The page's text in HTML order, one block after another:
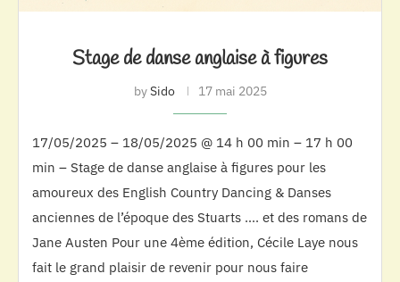
Stage de danse anglaise à figures
bySido 17 mai 2025
17/05/2025 – 18/05/2025 @ 14 h 00 min – 17 h 00
min – Stage de danse anglaise à figures pour les
amoureux des English Country Dancing & Danses
anciennes de l’époque des Stuarts …. et des romans de
Jane Austen Pour une 4ème édition, Cécile Laye nous
fait le grand plaisir de revenir pour nous faire